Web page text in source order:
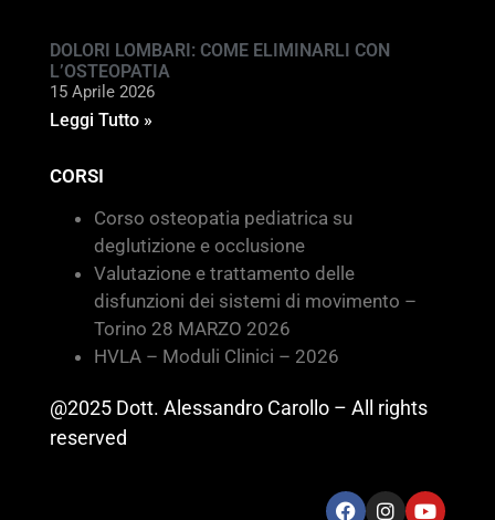
DOLORI LOMBARI: COME ELIMINARLI CON
L’OSTEOPATIA
15 Aprile 2026
Leggi Tutto »
CORSI
Corso osteopatia pediatrica su
deglutizione e occlusione
Valutazione e trattamento delle
disfunzioni dei sistemi di movimento –
Torino 28 MARZO 2026
HVLA – Moduli Clinici – 2026
@2025 Dott. Alessandro Carollo – All rights
reserved